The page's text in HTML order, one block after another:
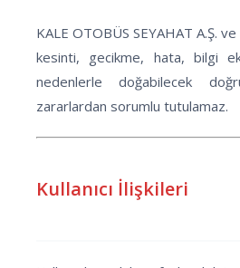
KALE OTOBÜS SEYAHAT A.Ş. ve
kesinti, gecikme, hata, bilgi
nedenlerle doğabilecek
zararlardan sorumlu tutulamaz.
Kullanıcı İlişkileri